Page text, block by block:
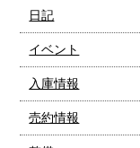
日記
イベント
入庫情報
売約情報